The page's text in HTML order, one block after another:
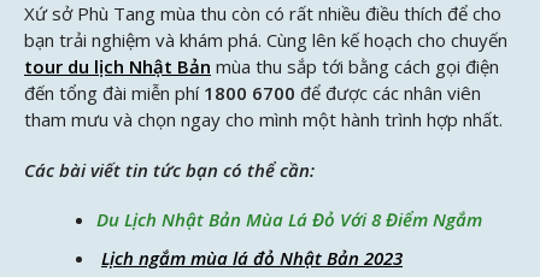
Xứ sở Phù Tang mùa thu còn có rất nhiều điều thích để cho
bạn trải nghiệm và khám phá. Cùng lên kế hoạch cho chuyến
tour du lịch Nhật Bản mùa thu sắp tới bằng cách gọi điện
đến tổng đài miễn phí 1800 6700 để được các nhân viên
tham mưu và chọn ngay cho mình một hành trình hợp nhất.
Các bài viết tin tức bạn có thể cần:
Du Lịch Nhật Bản Mùa Lá Đỏ Với 8 Điểm Ngắm
Lịch ngắm mùa lá đỏ Nhật Bản 2023